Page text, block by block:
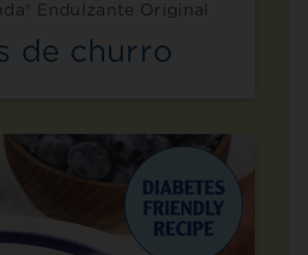
Endulzante Original
de churro